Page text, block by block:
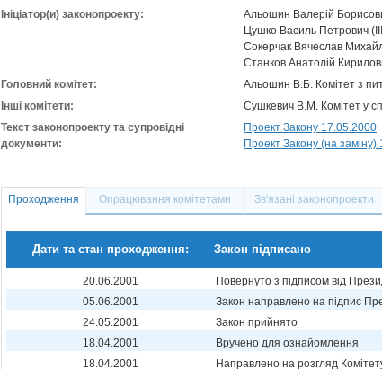
Ініціатор(и) законопроекту:
Альошин Валерій
Цушко Василь Петрович
Сокерчак Вячеслав
Станков Анатолій
Головний комітет:
Альошин В.Б. Комітет з
Інші комітети:
Сушкевич В.М. Комітет у
Текст законопроекту та супровідні
документи:
Проект Закону 17.05.2000
Проект Закону (на заміну)
Проходження Опрацювання комітетами Зв'язані законопроекти
Дати та стан проходження: Закон підписано
20.06.2001
Повернуто з підписом від
05.06.2001
Закон направлено на підпис
24.05.2001
Закон прийнято
18.04.2001
Вручено для ознайомлення
18.04.2001
Направлено на розгляд